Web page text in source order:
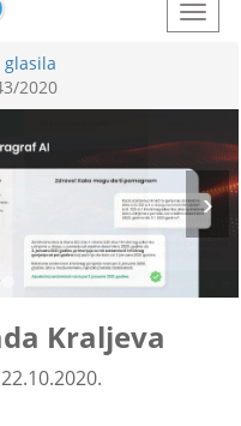
2020
Kraljeva